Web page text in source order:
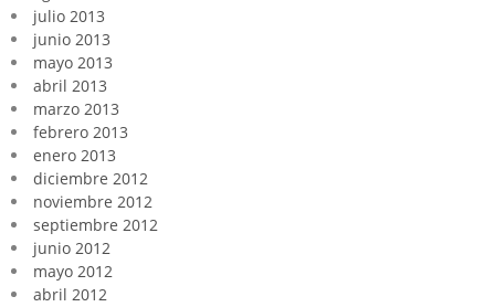
julio 2013
junio 2013
mayo 2013
abril 2013
marzo 2013
febrero 2013
enero 2013
diciembre 2012
noviembre 2012
septiembre 2012
junio 2012
mayo 2012
abril 2012